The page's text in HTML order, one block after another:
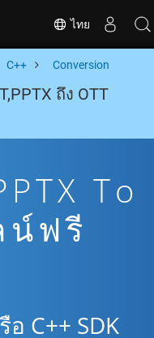
ไทย
C++ Conversion
ถึง OTT
To
น์ฟรี
C++ SDK